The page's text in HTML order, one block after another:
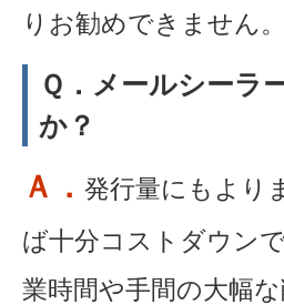
りお勧めできません。
Ｑ．メールシーラ
か？
Ａ． 発行量にもより
ば十分コストダウン
業時間や手間の大幅